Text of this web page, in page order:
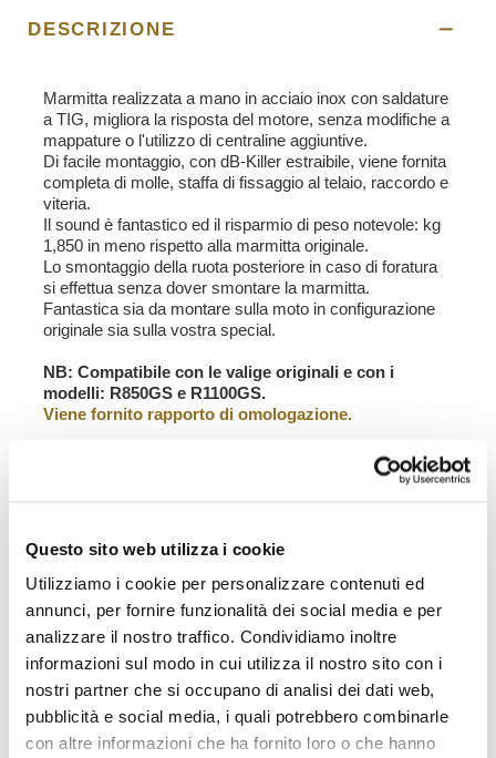
Questo sito web utilizza i cookie
Utilizziamo i cookie per personalizzare contenuti ed
annunci, per fornire funzionalità dei social media e per
analizzare il nostro traffico. Condividiamo inoltre
informazioni sul modo in cui utilizza il nostro sito con i
nostri partner che si occupano di analisi dei dati web,
pubblicità e social media, i quali potrebbero combinarle
con altre informazioni che ha fornito loro o che hanno
DESCRIZIONE
Marmitta realizzata a mano in acciaio inox con saldature
a TIG, migliora la risposta del motore, senza modifiche a
mappature o l'utilizzo di centraline aggiuntive.
Di facile montaggio, con dB-Killer estraibile, viene fornita
completa di molle, staffa di fissaggio al telaio, raccordo e
viteria.
Il sound è fantastico ed il risparmio di peso notevole: kg
1,850 in meno rispetto alla marmitta originale.
Lo smontaggio della ruota posteriore in caso di foratura
si effettua senza dover smontare la marmitta.
Fantastica sia da montare sulla moto in configurazione
originale sia sulla vostra special.
NB: Compatibile con le valige originali e con i
modelli: R850GS e R1100GS.
Viene fornito rapporto di omologazione.
Per offrirvi il meglio miglioriamo costantemente nei
dettagli i nostri prodotti. Le immagini potrebbero essere
RICHIEDI INFORMAZIONI
DOWNLOADS
VIDEO